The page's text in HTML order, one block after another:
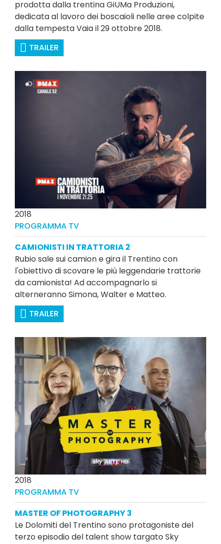
prodotta dalla trentina GiUMa Produzioni,
dedicata al lavoro dei boscaioli nelle aree colpite
dalla tempesta Vaia il 29 ottobre 2018.
TRAILER
2018
PROGRAMMA TV
CAMIONISTI IN TRATTORIA 2
Rubio sale sui camion e gira il Trentino con
l'obiettivo di scovare le più leggendarie trattorie
da camionista! Ad accompagnarlo si
alterneranno Simona, Walter e Matteo.
TRAILER
2018
PROGRAMMA TV
MASTER OF PHOTOGRAPHY 3
Le Dolomiti del Trentino sono protagoniste del
terzo episodio del talent show targato Sky